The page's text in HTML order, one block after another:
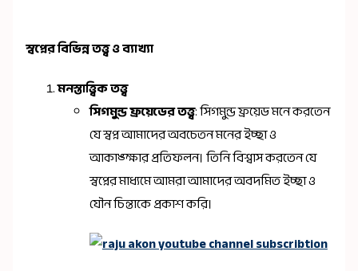
স্বপ্নের বিভিন্ন তত্ত্ব ও ব্যাখ্যা
মনস্তাত্ত্বিক তত্ত্ব
সিগমুন্ড ফ্রয়েডের তত্ত্ব: সিগমুন্ড ফ্রয়েড মনে করতেন
যে স্বপ্ন আমাদের অবচেতন মনের ইচ্ছা ও
আকাঙ্ক্ষার প্রতিফলন। তিনি বিশ্বাস করতেন যে
স্বপ্নের মাধ্যমে আমরা আমাদের অবদমিত ইচ্ছা ও
যৌন চিন্তাকে প্রকাশ করি।